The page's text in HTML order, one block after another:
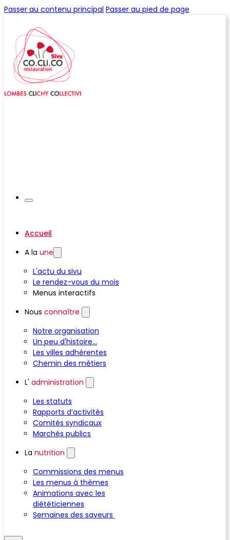
Passer au contenu principal Passer au pied de page
Accueil
A la une
L'actu du sivu
Le rendez-vous du mois
Menus interactifs
Nous connaître
Notre organisation
Un peu d'histoire...
Les villes adhérentes
Chemin des métiers
L' administration
Les statuts
Rapports d’activités
Comités syndicaux
Marchés publics
La nutrition
Commissions des menus
Les menus à thèmes
Animations avec les
diététiciennes
Semaines des saveurs